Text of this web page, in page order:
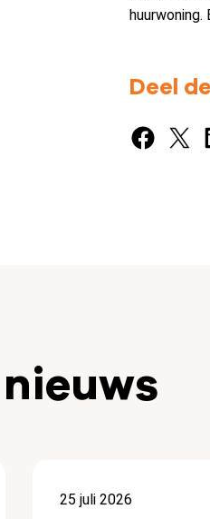
huurwoning.
Deel
Facebook X LinkedIn
25 juli 2026